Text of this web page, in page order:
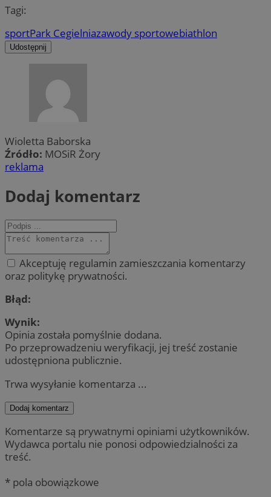
Tagi:
sportPark Cegielniazawody sportowebiathlon
Udostępnij
Wioletta Baborska
Źródło: MOSiR Żory
reklama
Dodaj komentarz
Akceptuję regulamin zamieszczania komentarzy
oraz politykę prywatności.
Błąd:
Wynik:
Opinia została pomyślnie dodana.
Po przeprowadzeniu weryfikacji, jej treść zostanie
udostępniona publicznie.
Trwa wysyłanie komentarza ...
Dodaj komentarz
Komentarze są prywatnymi opiniami użytkowników.
Wydawca portalu nie ponosi odpowiedzialności za
treść.
* pola obowiązkowe